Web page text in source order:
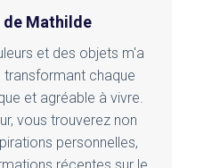
de Mathilde
et des objets m'a
chaque
et agréable à vivre.
vous trouverez non
personnelles,